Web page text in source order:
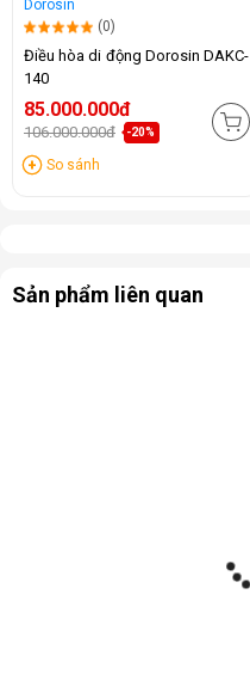
Dorosin
(0)
Điều hòa di động Dorosin DAKC-
140
85.000.000đ
106.000.000đ -20%
So sánh
Sản phẩm liên quan